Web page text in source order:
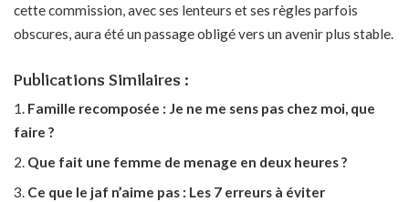
cette commission, avec ses lenteurs et ses règles parfois
obscures, aura été un passage obligé vers un avenir plus stable.
Publications Similaires :
Famille recomposée : Je ne me sens pas chez moi, que
faire ?
Que fait une femme de menage en deux heures ?
Ce que le jaf n’aime pas : Les 7 erreurs à éviter